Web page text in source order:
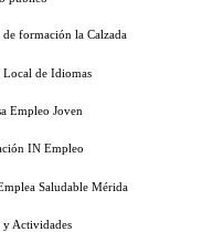
de formación la Calzada
Local de Idiomas
Empleo Joven
IN Empleo
Saludable Mérida
y Actividades